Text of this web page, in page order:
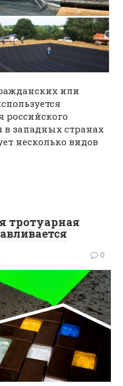
или
российского
в западных странах
несколько видов
тротуарная
0